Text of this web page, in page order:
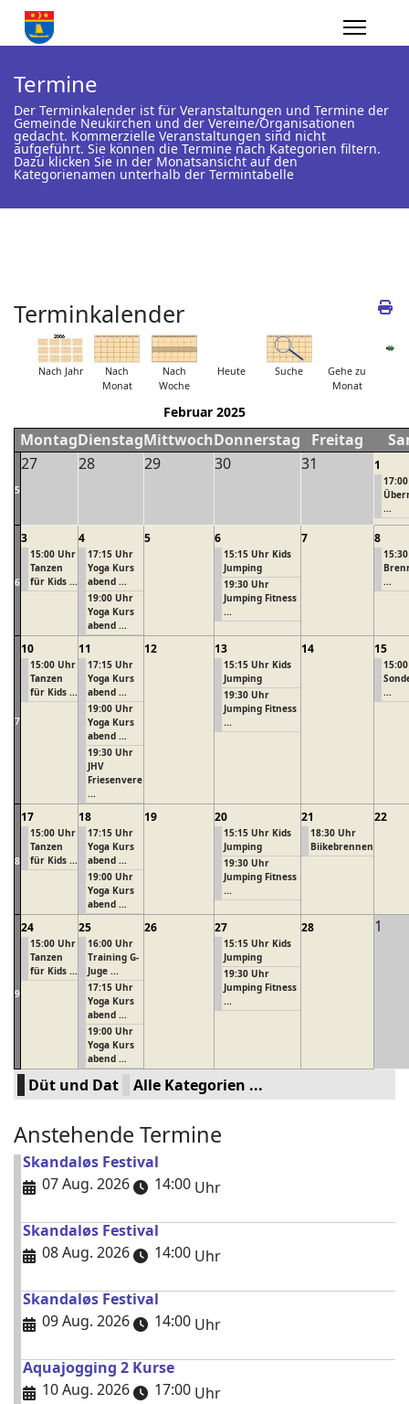
Termine
Der Terminkalender ist für Veranstaltungen und Termine der
Gemeinde Neukirchen und der Vereine/Organisationen
gedacht. Kommerzielle Veranstaltungen sind nicht
aufgeführt. Sie können die Termine nach Kategorien filtern.
Dazu klicken Sie in der Monatsansicht auf den
Kategorienamen unterhalb der Termintabelle
Terminkalender
Nach Jahr
Nach
Monat
Nach
Woche
Heute Suche
Gehe zu
Monat
Februar 2025
MontagDienstagMittwochDonnerstag Freitag
5
27 28 29 30 31 1
...
6
3
15:00 Uhr
Tanzen
für Kids ...
4
17:15 Uhr
Yoga Kurs
abend ...
19:00 Uhr
Yoga Kurs
abend ...
5 6
15:15 Uhr Kids
Jumping
19:30 Uhr
Jumping Fitness
...
7 8
...
7
10
15:00 Uhr
Tanzen
für Kids ...
11
17:15 Uhr
Yoga Kurs
abend ...
19:00 Uhr
Yoga Kurs
abend ...
19:30 Uhr
JHV
Friesenvere
...
12 13
15:15 Uhr Kids
Jumping
19:30 Uhr
Jumping Fitness
...
14 15
...
8
17
15:00 Uhr
Tanzen
für Kids ...
18
17:15 Uhr
Yoga Kurs
abend ...
19:00 Uhr
Yoga Kurs
abend ...
19 20
15:15 Uhr Kids
Jumping
19:30 Uhr
Jumping Fitness
...
21
18:30 Uhr
Biikebrennen
22
9
24
15:00 Uhr
Tanzen
für Kids ...
25
16:00 Uhr
Training G-
Juge ...
17:15 Uhr
Yoga Kurs
abend ...
19:00 Uhr
Yoga Kurs
abend ...
26 27
15:15 Uhr Kids
Jumping
19:30 Uhr
Jumping Fitness
...
28 1
Düt und Dat Alle Kategorien ...
Anstehende Termine
Skandaløs Festival
07 Aug. 2026
14:00 Uhr
Skandaløs Festival
08 Aug. 2026
14:00 Uhr
Skandaløs Festival
09 Aug. 2026
14:00 Uhr
Aquajogging 2 Kurse
10 Aug. 2026
17:00 Uhr